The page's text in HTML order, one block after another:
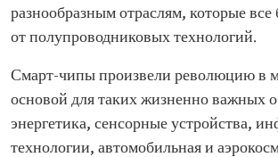
разнообразным отраслям, которые все
от полупроводниковых технологий.
Смарт-чипы произвели революцию в
основой для таких жизненно важных
энергетика, сенсорные устройства,
технологии, автомобильная и